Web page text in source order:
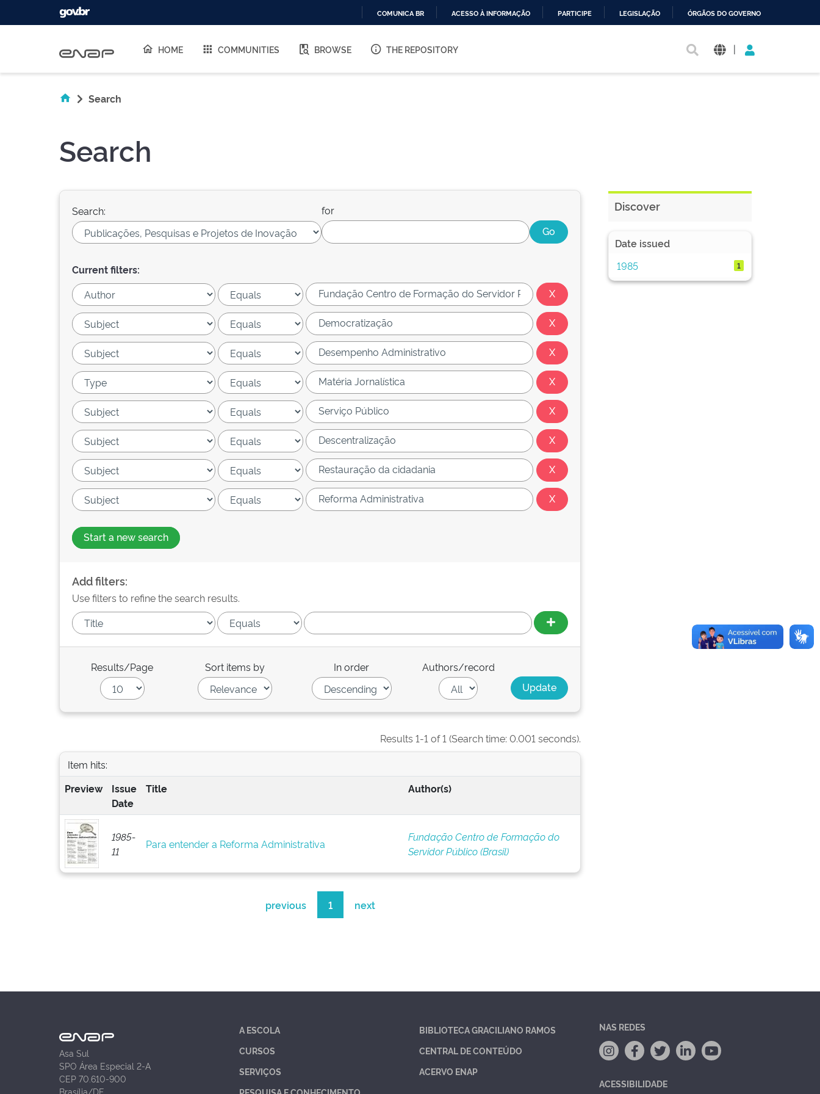
O
COMUNICA BR ACESSO À INFORMAÇÃO PARTICIPE LEGISLAÇÃO ÓRGÃOS DO GOVERNO
HOME COMMUNITIES BROWSE THE REPOSITORY |
Search
Search
Search: for
Current filters:
Start a new search
Add filters:
Use filters to refine the search results.
Results/Page Sort items by In order Authors/record
Results 1-1 of 1 (Search time: 0.001 seconds).
Item hits:
Preview
Issue
Date
Title Author(s)
1985-
11
Para entender a Reforma Administrativa
Fundação Centro de Formação do
Servidor Público (Brasil)
previous 1 next
Discover
Date issued
1985
1
Asa Sul
SPO Área Especial 2-A
CEP 70.610-900
Brasília/DF
A ESCOLA
CURSOS
SERVIÇOS
BIBLIOTECA GRACILIANO RAMOS
CENTRAL DE CONTEÚDO
ACERVO ENAP
NAS REDES
ACESSIBILIDADE